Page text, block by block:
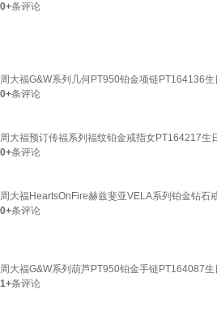
0+条评论
周大福G&W系列几何PT950铂金项链PT164136
0+条评论
周大福预订传福系列福纹铂金戒指女PT164217生
0+条评论
周大福HeartsOnFire赫兹斐亚VELA系列铂金钻石
0+条评论
周大福G&W系列葫芦PT950铂金手链PT164087
1+条评论